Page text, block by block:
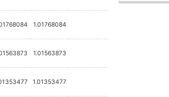
1.01768084
1.01563873
1.01353477